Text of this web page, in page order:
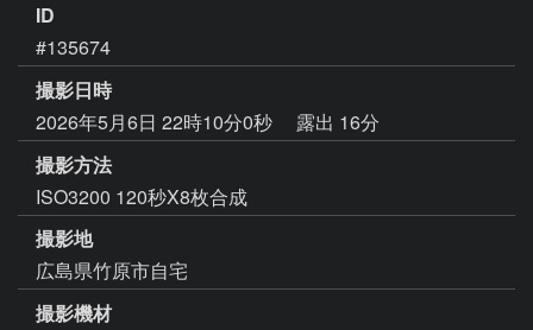
ID
#135674
撮影日時
2026年5月6日 22時10分0秒
露出 16分
撮影方法
ISO3200 120秒X8枚合成
撮影地
広島県竹原市自宅
撮影機材